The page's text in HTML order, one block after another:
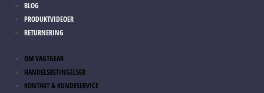
BLOG
PRODUKTVIDEOER
RETURNERING
OM VAGTGEAR
HANDELSBETINGELSER
KONTAKT & KUNDESERVICE